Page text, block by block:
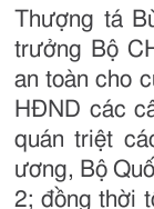
Thượng tá
trưởng Bộ
an toàn cho
HĐND các
quán triệt
ương, Bộ
2; đồng thời